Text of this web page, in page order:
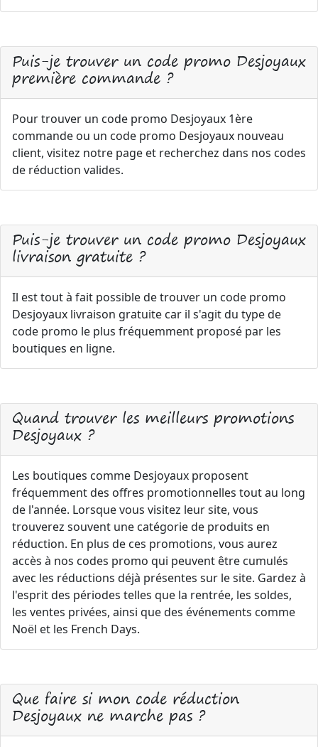
Puis-je trouver un code promo Desjoyaux
première commande ?
Pour trouver un code promo Desjoyaux 1ère
commande ou un code promo Desjoyaux nouveau
client, visitez notre page et recherchez dans nos codes
de réduction valides.
Puis-je trouver un code promo Desjoyaux
livraison gratuite ?
Il est tout à fait possible de trouver un code promo
Desjoyaux livraison gratuite car il s'agit du type de
code promo le plus fréquemment proposé par les
boutiques en ligne.
Quand trouver les meilleurs promotions
Desjoyaux ?
Les boutiques comme Desjoyaux proposent
fréquemment des offres promotionnelles tout au long
de l'année. Lorsque vous visitez leur site, vous
trouverez souvent une catégorie de produits en
réduction. En plus de ces promotions, vous aurez
accès à nos codes promo qui peuvent être cumulés
avec les réductions déjà présentes sur le site. Gardez à
l'esprit des périodes telles que la rentrée, les soldes,
les ventes privées, ainsi que des événements comme
Noël et les French Days.
Que faire si mon code réduction
Desjoyaux ne marche pas ?